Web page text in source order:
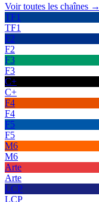
Voir toutes les chaînes →
TF1
TF1
F2
F2
F3
F3
C+
C+
F4
F4
F5
F5
M6
M6
Arte
Arte
LCP
LCP